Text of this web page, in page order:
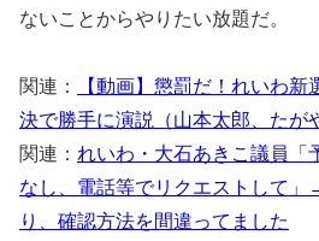
ないことからやりたい放題だ。
関連：
【動画】懲罰だ！れいわ
決で勝手に演説（山本太郎、たが
関連： れいわ・大石あきこ議員「
なし、電話等でリクエストして
り、確認方法を間違ってました